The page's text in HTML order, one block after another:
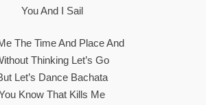
You And I Sail
The Time And Place And
Thinking Let’s Go
Let’s Dance Bachata
Know That Kills Me